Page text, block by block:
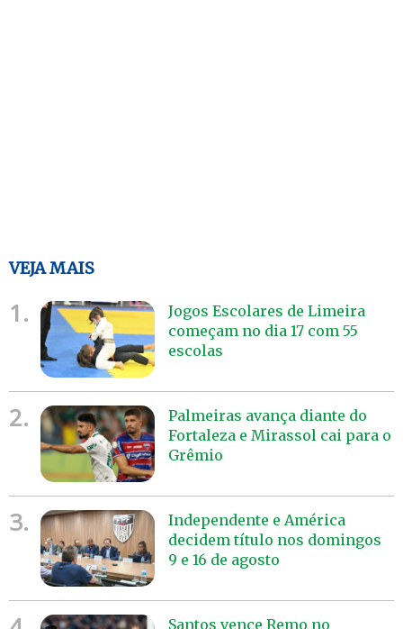
VEJA MAIS
1.
Jogos Escolares de Limeira
começam no dia 17 com 55
escolas
2.
Palmeiras avança diante do
Fortaleza e Mirassol cai para o
Grêmio
3.
Independente e América
decidem título nos domingos
9 e 16 de agosto
Santos vence Remo no